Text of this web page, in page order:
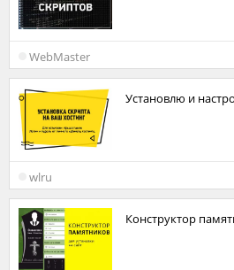
WebMaster
Установлю и
wlru
Конструктор